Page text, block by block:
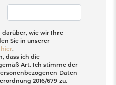
wie wir Ihre
Sie in unserer
hier.
dass ich die
Art. Ich stimme der
Daten
2016/679 zu.